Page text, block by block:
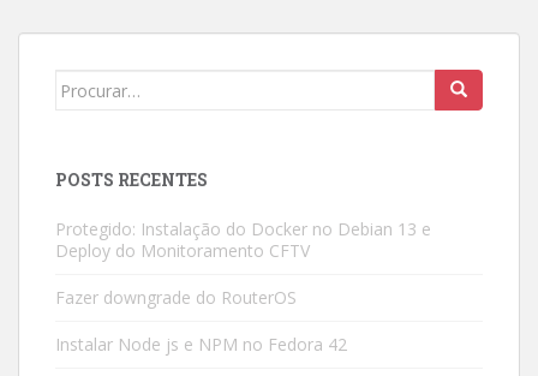
Search
POSTS RECENTES
Protegido: Instalação do Docker no Debian 13 e
Deploy do Monitoramento CFTV
Fazer downgrade do RouterOS
Instalar Node js e NPM no Fedora 42